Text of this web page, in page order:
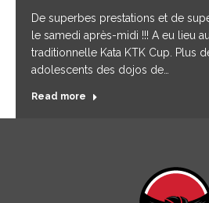
De superbes prestations et de
le samedi après-midi !!! A eu lieu
traditionnelle Kata KTK Cup. Plus
adolescents des dojos de…
Read more